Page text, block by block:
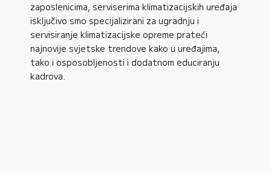
zaposlenicima, serviserima klimatizacijskih uređaja
isključivo smo specijalizirani za ugradnju i
servisiranje klimatizacijske opreme prateći
najnovije svjetske trendove kako u uređajima,
tako i osposobljenosti i dodatnom educiranju
kadrova.